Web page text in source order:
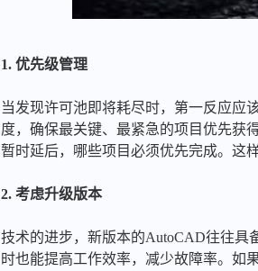
1. 优先级管理
当发现许可池即将耗尽时，第一反应应
度，确保最关键、最紧急的项目优先获
暂时延后，哪些项目必须优先完成。这
2. 考虑升级版本
技术的进步，新版本的AutoCAD往往具
时也能提高工作效率，减少故障率。如